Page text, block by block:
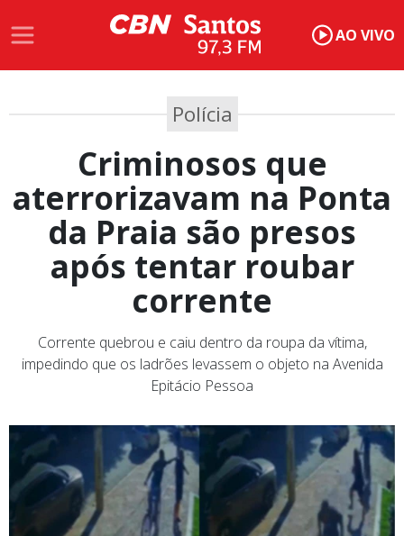
AO VIVO
Polícia
Criminosos que
aterrorizavam na Ponta
da Praia são presos
após tentar roubar
corrente
Corrente quebrou e caiu dentro da roupa da vítima,
impedindo que os ladrões levassem o objeto na Avenida
Epitácio Pessoa